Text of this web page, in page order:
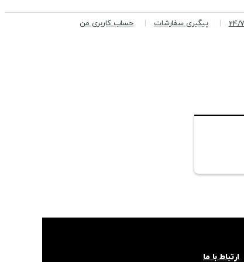
پیگیری سفارشات حساب کاربری من
ارتباط با ما